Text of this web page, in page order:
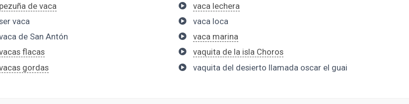
pezuña de vaca
vaca
de San Antón
flacas
gordas
vaca lechera
vaca loca
vaca marina
vaquita de la isla Choros
vaquita del desierto llamada oscar el guai